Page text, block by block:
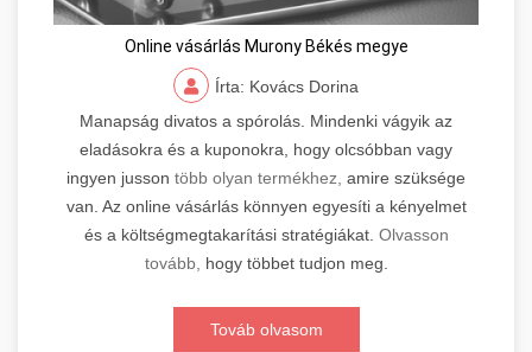
Online vásárlás Murony Békés megye
Írta: Kovács Dorina
Manapság divatos a spórolás. Mindenki vágyik az
eladásokra és a kuponokra, hogy olcsóbban vagy
ingyen jusson több olyan termékhez, amire szüksége
van. Az online vásárlás könnyen egyesíti a kényelmet
és a költségmegtakarítási stratégiákat. Olvasson
tovább, hogy többet tudjon meg.
Továb olvasom